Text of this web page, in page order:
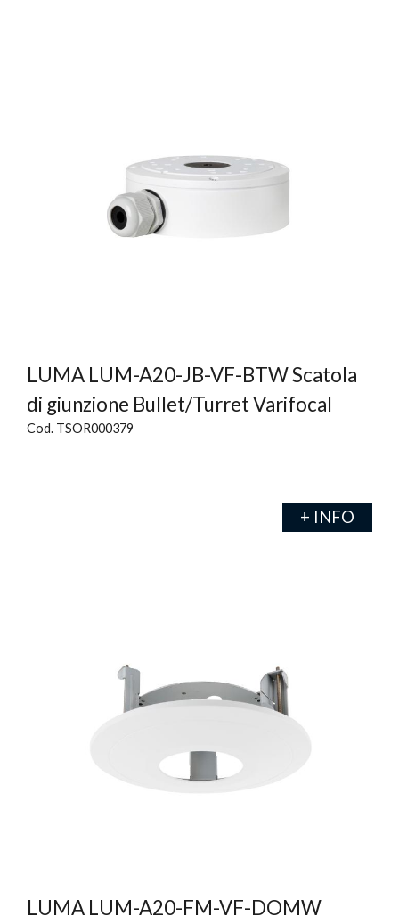
LUMA LUM-A20-JB-VF-BTW Scatola
di giunzione Bullet/Turret Varifocal
Cod. TSOR000379
+ INFO
LUMA LUM-A20-FM-VF-DOMW